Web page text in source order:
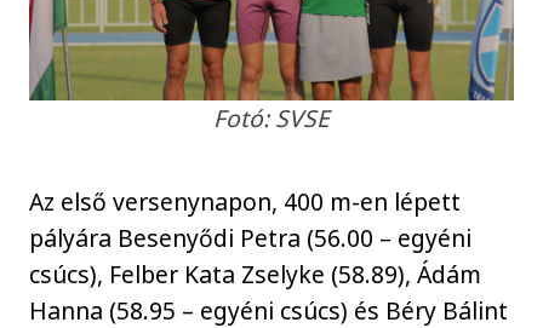
Fotó: SVSE
Az első versenynapon, 400 m-en lépett
pályára Besenyődi Petra (56.00 – egyéni
csúcs), Felber Kata Zselyke (58.89), Ádám
Hanna (58.95 – egyéni csúcs) és Béry Bálint